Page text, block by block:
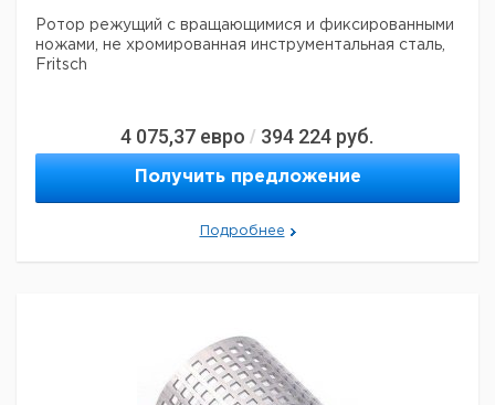
Ротор режущий с вращающимися и фиксированными
ножами, не хромированная инструментальная сталь,
Fritsch
4 075,37 евро / 394 224 руб.
Получить предложение
Подробнее